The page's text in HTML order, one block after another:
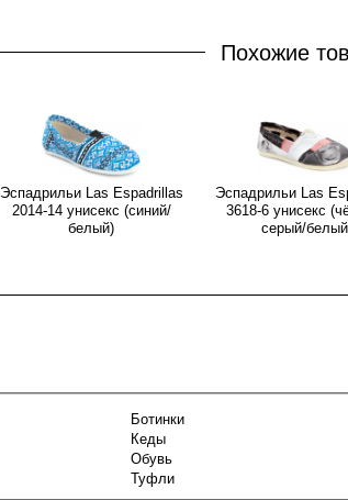
Похожие
Эспадрильи Las Espadrillas
2014-14 унисекс (синий/
белый)
Эспадрильи Las
3618-6 унисекс
серый/
Ботинки
Кеды
Обувь
Туфли